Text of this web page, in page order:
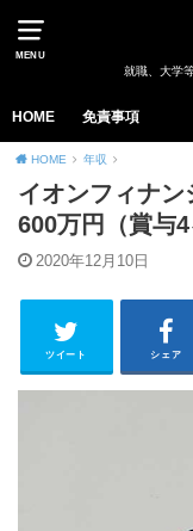
MENU
就職、大学
HOME 免責事項
HOME 年収
イオンフィナ
600万円（賞与4
2020年12月10日
ツイート シェア